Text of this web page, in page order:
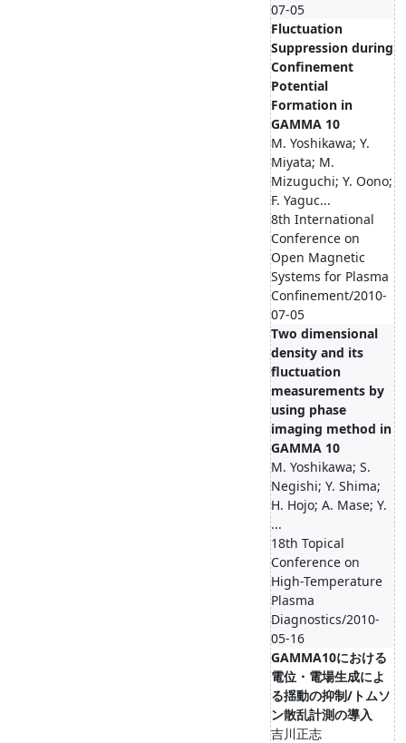
07-05
Fluctuation
Suppression during
Confinement
Potential
Formation in
GAMMA 10
M. Yoshikawa; Y.
Miyata; M.
Mizuguchi; Y. Oono;
F. Yaguc...
8th International
Conference on
Open Magnetic
Systems for Plasma
Confinement/2010-
07-05
Two dimensional
density and its
fluctuation
measurements by
using phase
imaging method in
GAMMA 10
M. Yoshikawa; S.
Negishi; Y. Shima;
H. Hojo; A. Mase; Y.
...
18th Topical
Conference on
High-Temperature
Plasma
Diagnostics/2010-
05-16
GAMMA10における
電位・電場生成によ
る揺動の抑制/トムソ
ン散乱計測の導入
吉川正志